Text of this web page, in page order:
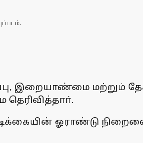
இறையாண்மை மற்றும்
தெரிவித்தாா்.
ஓராண்டு நிறைவை